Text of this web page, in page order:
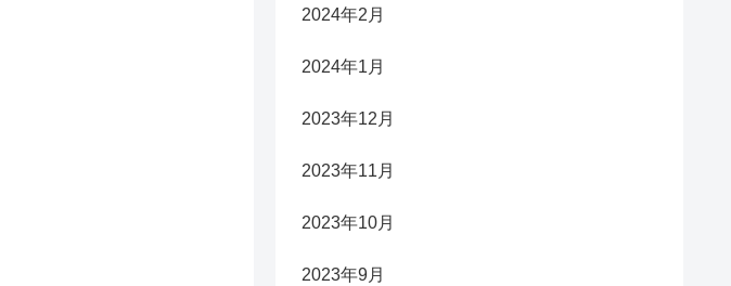
2024年2月
2024年1月
2023年12月
2023年11月
2023年10月
2023年9月